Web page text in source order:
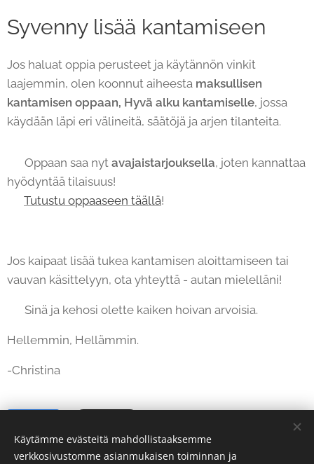
Syvenny lisää kantamiseen ✨
Jos haluat oppia perusteet ja käytännön vinkit
laajemmin, olen koonnut aiheesta maksullisen
kantamisen oppaan, Hyvä alku kantamiselle, jossa
käydään läpi eri välineitä, säätöjä ja arjen tilanteita.
💜 Oppaan saa nyt avajaistarjouksella, joten kannattaa
hyödyntää tilaisuus!
Tutustu oppaaseen täällä!
Jos kaipaat lisää tukea kantamisen aloittamiseen tai
vauvan käsittelyyn, ota yhteyttä - autan mielelläni!
💛 Sinä ja kehosi olette kaiken hoivan arvoisia.
Hellemmin, Hellämmin.
-Christina
Käytämme evästeitä mahdollistaaksemme
verkkosivustomme asianmukaisen toiminnan ja